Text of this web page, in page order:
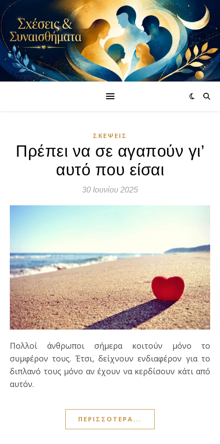
ΣΚΈΨΕΙΣ
Πρέπει να σε αγαπούν γι’
αυτό που είσαι
30 Ιουνίου 2025
Πολλοί άνθρωποι σήμερα κοιτούν μόνο το
συμφέρον τους. Έτσι, δείχνουν ενδιαφέρον για το
διπλανό τους μόνο αν έχουν να κερδίσουν κάτι από
αυτόν.
ΠΕΡΙΣΣΌΤΕΡΑ...